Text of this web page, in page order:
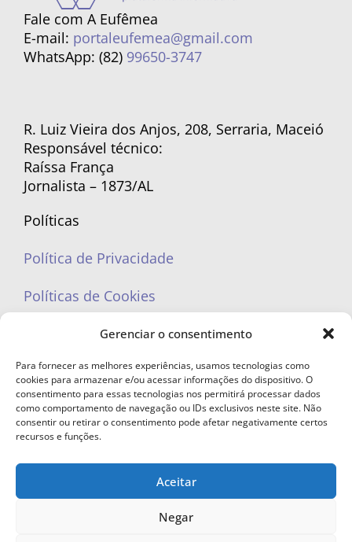
Gerenciar o consentimento
Para fornecer as melhores experiências, usamos tecnologias como
cookies para armazenar e/ou acessar informações do dispositivo. O
consentimento para essas tecnologias nos permitirá processar dados
como comportamento de navegação ou IDs exclusivos neste site. Não
consentir ou retirar o consentimento pode afetar negativamente certos
recursos e funções.
Aceitar
Negar
Fale com A Eufêmea
E-mail: portaleufemea@gmail.com
WhatsApp: (82) 99650-3747
R. Luiz Vieira dos Anjos, 208, Serraria, Maceió
Responsável técnico:
Raíssa França
Jornalista – 1873/AL
Políticas
Política de Privacidade
Políticas de Cookies
portaleufemea@gmail.com
© Copyright 2023 - Todos os direitos reservados. Proibida cópia total ou
parcial sem autorização.